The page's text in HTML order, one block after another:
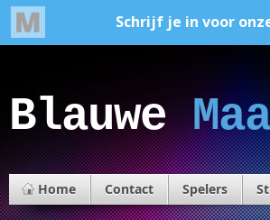
Blauwe
Home Contact Spelers